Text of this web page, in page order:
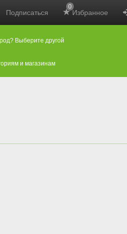
Подписаться Избранное
0
Выберите другой
и магазинам